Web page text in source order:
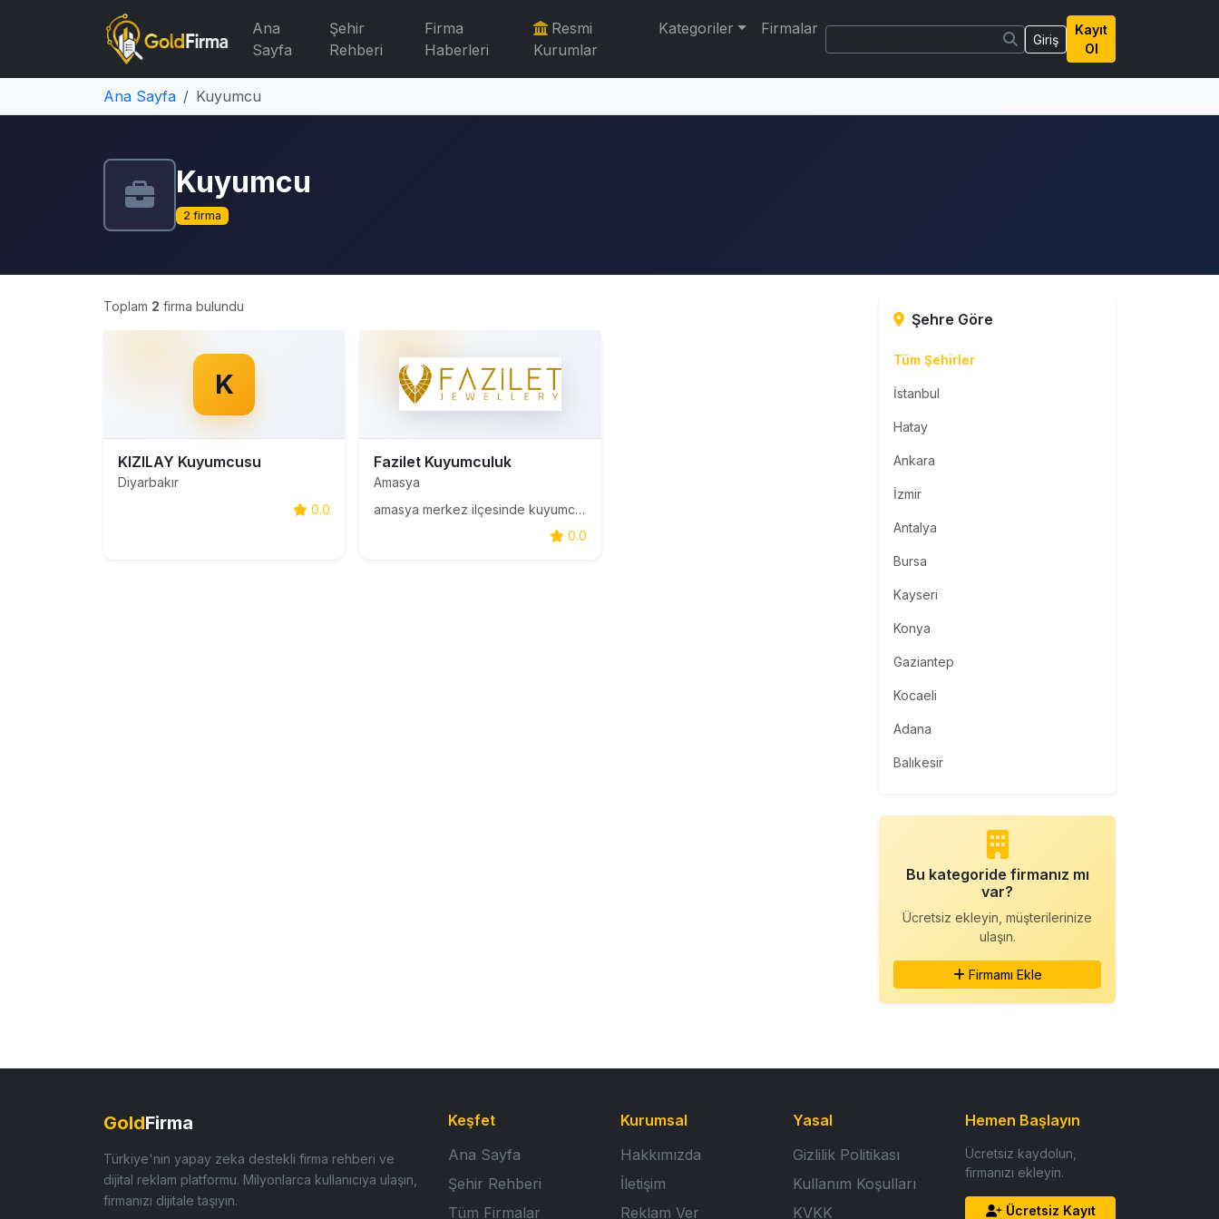
Ana
Sayfa
Şehir
Rehberi
Firma
Haberleri
Resmi
Kurumlar
Kategoriler Firmalar
Giriş
Kayıt
Ol
Ana Sayfa Kuyumcu
Kuyumcu
2 firma
Toplam 2 firma bulundu
K
KIZILAY Kuyumcusu
Diyarbakır
0.0
Fazilet Kuyumculuk
Amasya
amasya merkez ilçesinde kuyumculuk ve döviz bürosu hizmeti vermektedir.
0.0
Şehre Göre
Tüm Şehirler
İstanbul
Hatay
Ankara
İzmir
Antalya
Bursa
Kayseri
Konya
Gaziantep
Kocaeli
Adana
Balıkesir
Bu kategoride firmanız mı
var?
Ücretsiz ekleyin, müşterilerinize
ulaşın.
Firmamı Ekle
GoldFirma
Türkiye'nin yapay zeka destekli firma rehberi ve
dijital reklam platformu. Milyonlarca kullanıcıya ulaşın,
firmanızı dijitale taşıyın.
Keşfet
Ana Sayfa
Şehir Rehberi
Tüm Firmalar
Kurumsal
Hakkımızda
İletişim
Reklam Ver
Yasal
Gizlilik Politikası
Kullanım Koşulları
KVKK
Hemen Başlayın
Ücretsiz kaydolun,
firmanızı ekleyin.
Ücretsiz Kayıt